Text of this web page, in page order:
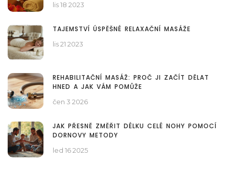
lis 18 2023
TAJEMSTVÍ ÚSPĚŠNÉ RELAXAČNÍ MASÁŽE
lis 21 2023
REHABILITAČNÍ MASÁŽ: PROČ JI ZAČÍT DĚLAT
HNED A JAK VÁM POMŮŽE
čen 3 2026
JAK PŘESNĚ ZMĚŘIT DÉLKU CELÉ NOHY POMOCÍ
DORNOVY METODY
led 16 2025